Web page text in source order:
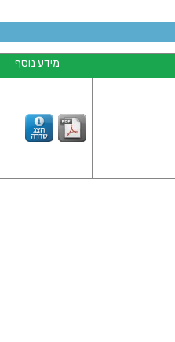
מידע נוסף